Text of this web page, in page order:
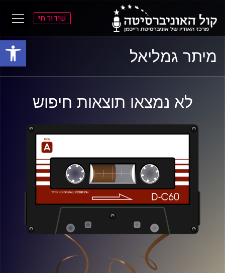
פתח
התפריט
הראשי
התוכן
הראשי
שידור חי
מיתר גמליאל
לא נמצאו תוצאות חיפוש